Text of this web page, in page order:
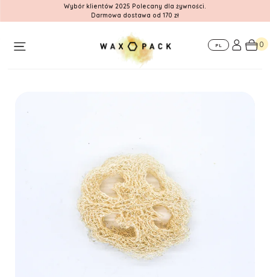
Wybór klientów 2025 Polecany dla żywności.
Darmowa dostawa od 170 zł
nas
znajdziesz
PL 0